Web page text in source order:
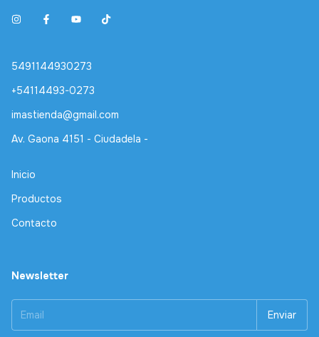
5491144930273
+54114493-0273
imastienda@gmail.com
Av. Gaona 4151 - Ciudadela -
Inicio
Productos
Contacto
Newsletter